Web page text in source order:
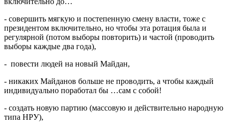
- совершить мягкую и постепенную смену власти, тоже с
президентом включительно, но чтобы эта ротация была и
регулярной (потом выборы повторить) и частой (проводить
выборы каждые два года),
- повести людей на новый Майдан,
- никаких Майданов больше не проводить, а чтобы каждый
индивидуально поработал бы …сам с собой!
- создать новую партию (массовую и действительно народную
типа НРУ),